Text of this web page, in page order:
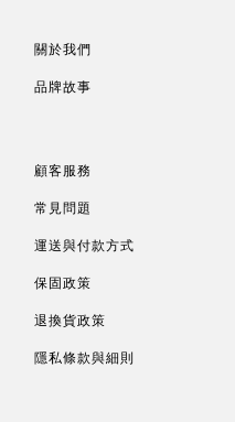
關於我們
品牌故事
顧客服務
常見問題
運送與付款方式
保固政策
退換貨政策
隱私條款與細則